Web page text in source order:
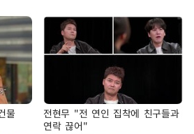
물
전현무 "전 연인 집착에 친구들과
연락 끊어"